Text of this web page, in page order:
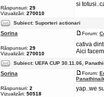
Răspunsuri: 29
Vizualizări: 270010
si
Subiect: Suporteri actionari
Sorina
Răspunsuri: 29
Vizualizări: 270010
Forum:
cativa
Aici
Subiect: UEFA CUP 30.11.06,
Sorina
Răspunsuri: 2
Vizualizări: 50518
Forum:
yap..we